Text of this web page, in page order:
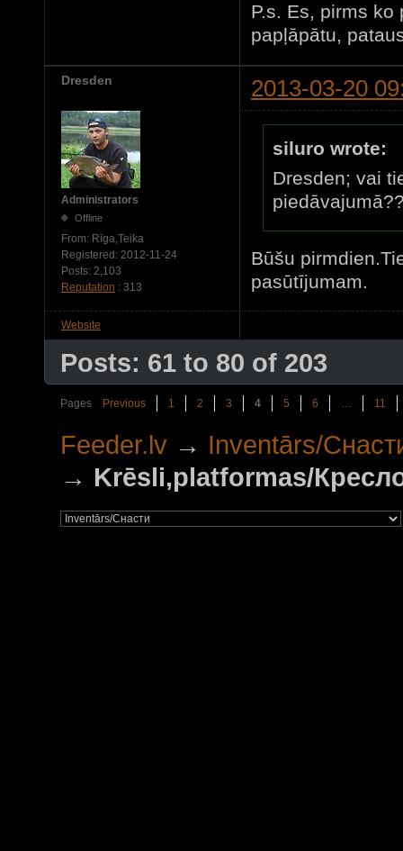
P.s. Es, pirms
papļāpātu,
Dresden 2013-03-20
Administrators
Offline
From: Rīga,Teika
Registered: 2012-11-24
Posts: 2,103
Reputation : 313
siluro wrote:
Dresden; vai
Būšu
pasūtījumam.
Website
Posts: 61 to 80 of 203
Pages Previous 1 2 3 4 5 6 … 11
Feeder.lv → Inventārs/
→ Krēsli,platformas/